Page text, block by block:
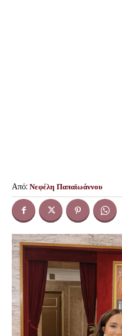
Από: Νεφέλη Παπαϊωάννου